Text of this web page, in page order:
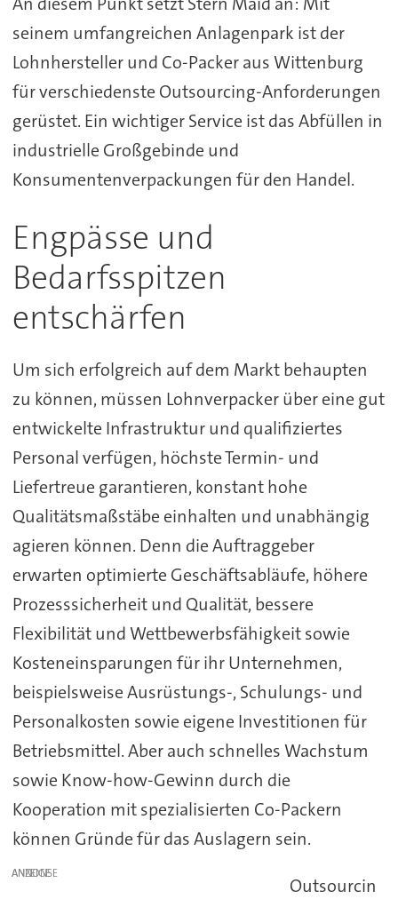
seinem umfangreichen Anlagenpark ist der
Lohnhersteller und Co-Packer aus Wittenburg
für verschiedenste Outsourcing-Anforderungen
gerüstet. Ein wichtiger Service ist das Abfüllen in
industrielle Großgebinde und
Konsumentenverpackungen für den Handel.
Engpässe und
Bedarfsspitzen
entschärfen
Um sich erfolgreich auf dem Markt behaupten
zu können, müssen Lohnverpacker über eine gut
entwickelte Infrastruktur und qualifiziertes
Personal verfügen, höchste Termin- und
Liefertreue garantieren, konstant hohe
Qualitätsmaßstäbe einhalten und unabhängig
agieren können. Denn die Auftraggeber
erwarten optimierte Geschäftsabläufe, höhere
Prozesssicherheit und Qualität, bessere
Flexibilität und Wettbewerbsfähigkeit sowie
Kosteneinsparungen für ihr Unternehmen,
beispielsweise Ausrüstungs-, Schulungs- und
Personalkosten sowie eigene Investitionen für
Betriebsmittel. Aber auch schnelles Wachstum
sowie Know-how-Gewinn durch die
Kooperation mit spezialisierten Co-Packern
können Gründe für das Auslagern sein.
ANZEIGE
Outsourcin